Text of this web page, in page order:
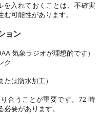
入れておくことは、不確実
可能性があります。
ョン
気象ラジオが理想的です）
ク
は防水加工）
合うことが重要です。72 時
要があります。